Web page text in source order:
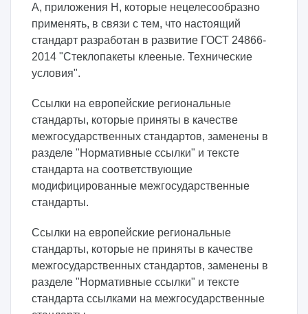
А, приложения Н, которые нецелесообразно
применять, в связи с тем, что настоящий
стандарт разработан в развитие ГОСТ 24866-
2014 "Стеклопакеты клееные. Технические
условия".
Ссылки на европейские региональные
стандарты, которые приняты в качестве
межгосударственных стандартов, заменены в
разделе "Нормативные ссылки" и тексте
стандарта на соответствующие
модифицированные межгосударственные
стандарты.
Ссылки на европейские региональные
стандарты, которые не приняты в качестве
межгосударственных стандартов, заменены в
разделе "Нормативные ссылки" и тексте
стандарта ссылками на межгосударственные